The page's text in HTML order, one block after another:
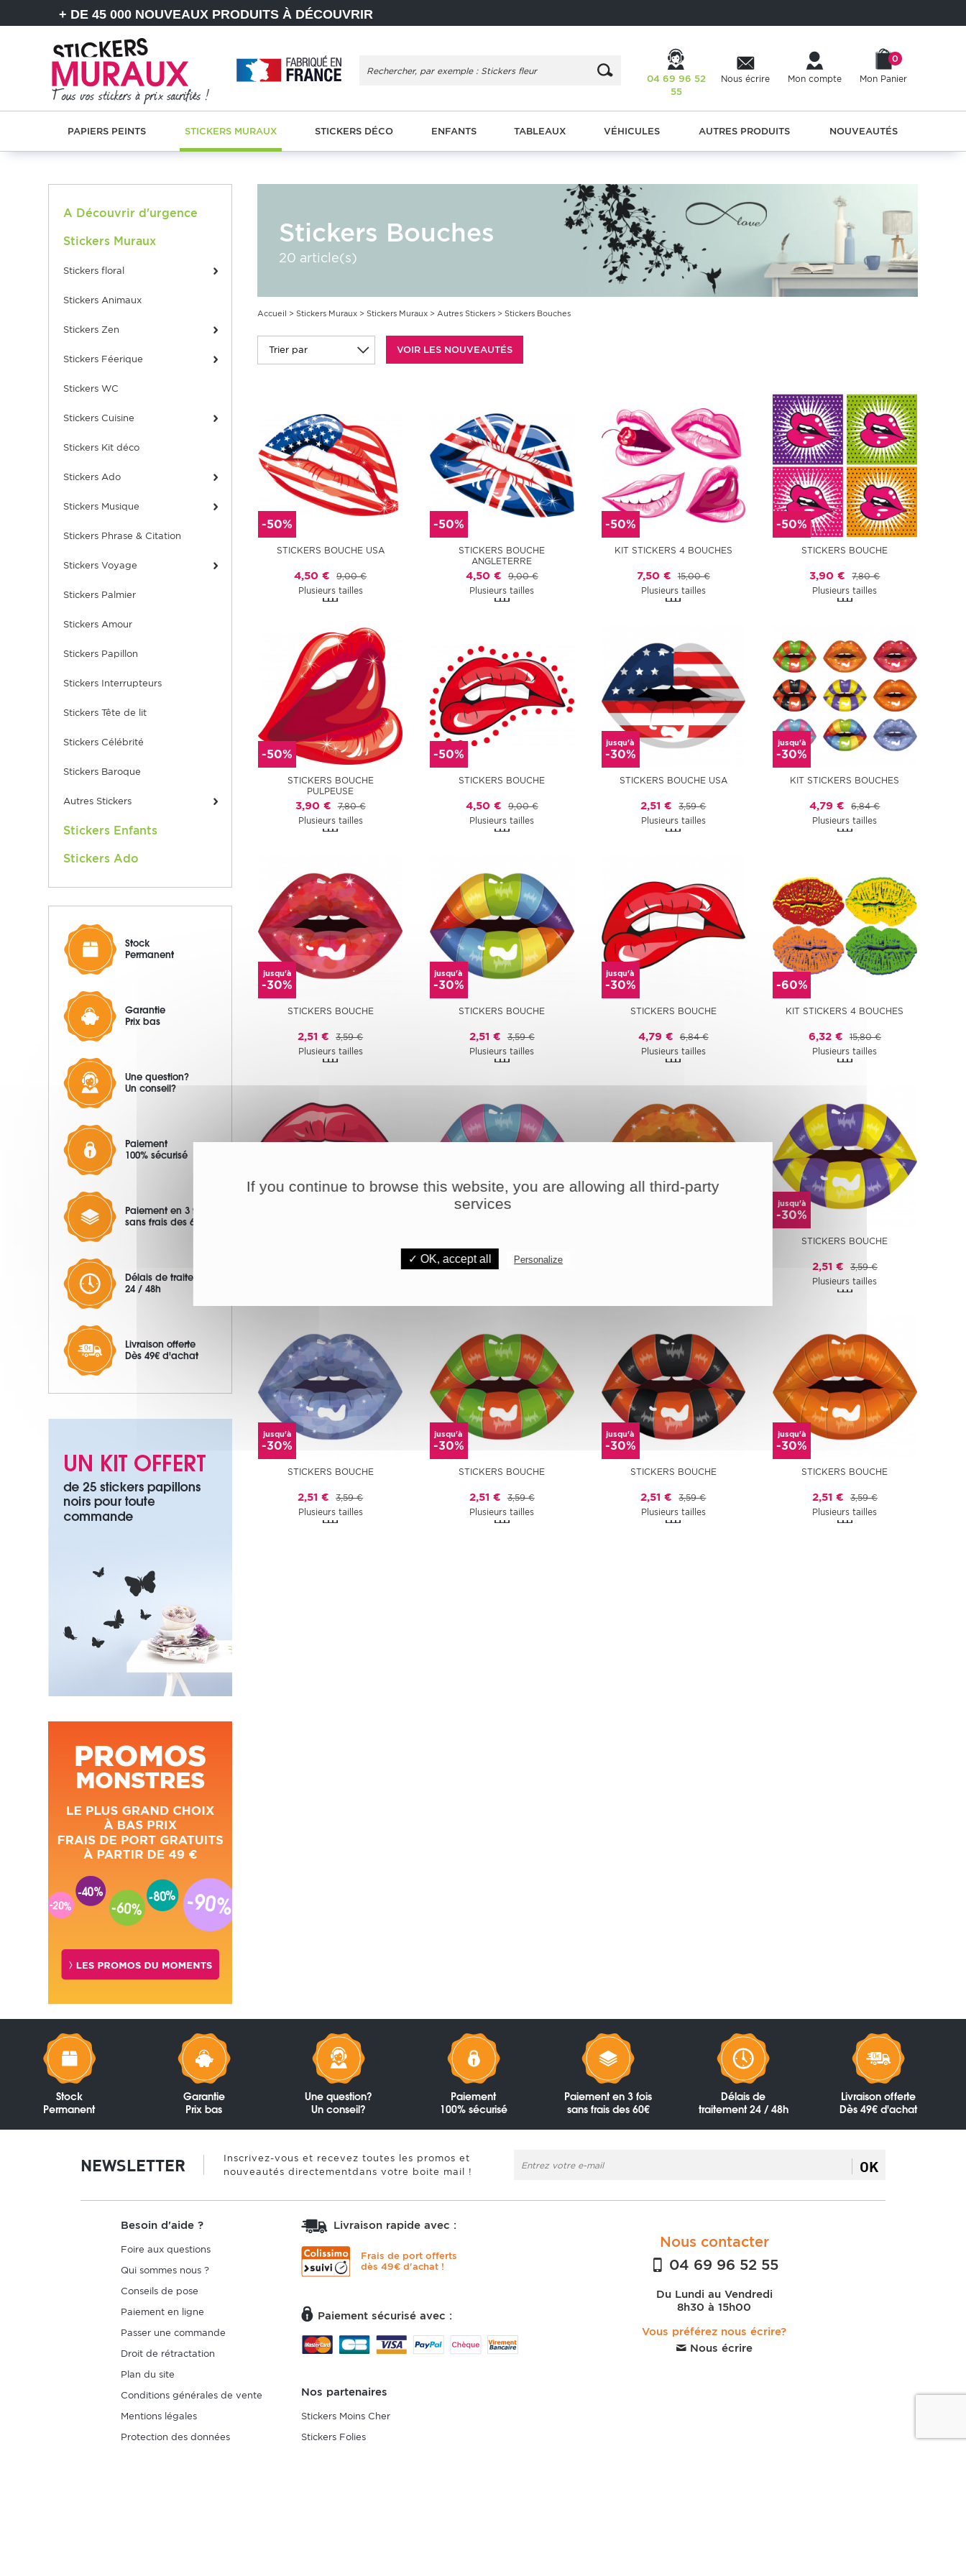
+ DE 45 000 NOUVEAUX PRODUITS À DÉCOUVRIR
04 69 96 52
55
Nous écrire Mon compte Mon Panier
0
PAPIERS PEINTS STICKERS MURAUX STICKERS DÉCO ENFANTS TABLEAUX VÉHICULES AUTRES PRODUITS NOUVEAUTÉS
A Découvrir d'urgence
Stickers Muraux
stickers floral
Stickers Animaux
Stickers Zen
Stickers Féerique
Stickers WC
Stickers Cuisine
Stickers Kit déco
Stickers Ado
Stickers Musique
Stickers Phrase & Citation
Stickers Voyage
Stickers Palmier
Stickers Amour
Stickers Papillon
Stickers Interrupteurs
Stickers Tête de lit
Stickers Célébrité
Stickers Baroque
Autres Stickers
Stickers Enfants
Stickers Ado
Stock
Permanent
Garantie
Prix bas
Une question?
Un conseil?
Paiement
100% sécurisé
Paiement en 3 fois
sans frais des 60€
Délais de traitement
24 / 48h
Livraison offerte
Dès 49€ d'achat
Stickers Bouches
20 article(s)
Accueil >Stickers Muraux >Stickers Muraux >Autres Stickers > Stickers Bouches
-50%
STICKERS BOUCHE USA
4,50 €
9,00 €
Plusieurs tailles
-50%
STICKERS BOUCHE
ANGLETERRE
4,50 €
9,00 €
Plusieurs tailles
-50%
KIT STICKERS 4 BOUCHES
7,50 €
15,00 €
Plusieurs tailles
-50%
STICKERS BOUCHE
3,90 €
7,80 €
Plusieurs tailles
-50%
STICKERS BOUCHE
PULPEUSE
3,90 €
7,80 €
Plusieurs tailles
-50%
STICKERS BOUCHE
4,50 €
9,00 €
Plusieurs tailles
jusqu'à
-30%
STICKERS BOUCHE USA
2,51 €
3,59 €
Plusieurs tailles
jusqu'à
-30%
KIT STICKERS BOUCHES
4,79 €
6,84 €
Plusieurs tailles
jusqu'à
-30%
STICKERS BOUCHE
2,51 €
3,59 €
Plusieurs tailles
jusqu'à
-30%
STICKERS BOUCHE
2,51 €
3,59 €
Plusieurs tailles
jusqu'à
-30%
STICKERS BOUCHE
4,79 €
6,84 €
Plusieurs tailles
-60%
KIT STICKERS 4 BOUCHES
6,32 €
15,80 €
Plusieurs tailles
jusqu'à
2,51 €
3,59 €
jusqu'à
-30%
STICKERS BOUCHE
2,51 €
3,59 €
Plusieurs tailles
jusqu'à
-30%
STICKERS BOUCHE
2,51 €
3,59 €
Plusieurs tailles
jusqu'à
-30%
STICKERS BOUCHE
2,51 €
3,59 €
Plusieurs tailles
jusqu'à
-30%
STICKERS BOUCHE
2,51 €
3,59 €
Plusieurs tailles
jusqu'à
-30%
STICKERS BOUCHE
2,51 €
3,59 €
Plusieurs tailles
Stock
Permanent
Garantie
Prix bas
Une question?
Un conseil?
Paiement
100% sécurisé
Paiement en 3 fois
sans frais des 60€
Délais de
traitement 24 / 48h
Livraison offerte
Dès 49€ d'achat
NEWSLETTER
Inscrivez-vous et recevez toutes les promos et
nouveautés directementdans votre boite mail !
OK
Besoin d'aide ?
Foire aux questions
Qui sommes nous ?
Conseils de pose
Paiement en ligne
Passer une commande
Droit de rétractation
Plan du site
Conditions générales de vente
Mentions légales
Protection des données
Livraison rapide avec :
Frais de port offerts
dès 49€ d'achat !
Paiement sécurisé avec :
Nos partenaires
Stickers Moins Cher
Stickers Folies
Nous contacter
04 69 96 52 55
Du Lundi au Vendredi
8h30 à 15h00
Vous préférez nous écrire?
Nous écrire
If you continue to browse this website, you are allowing all third-party
services
✓ OK, accept all Personalize